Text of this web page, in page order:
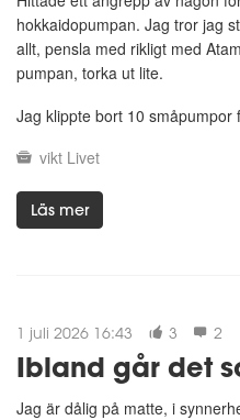
hokkaidopumpan. Jag tror jag
allt, pensla med rikligt med
pumpan, torka ut lite.
Jag klippte bort 10 småpumpor
vikt Livet
Läs mer
1 juli 2026 16:43 3 2
Ibland går det
Jag är dålig på matte, i